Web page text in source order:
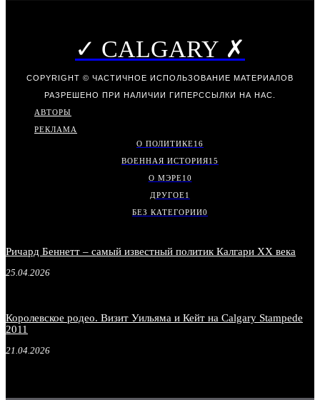
✓ CALGARY ✗
COPYRIGHT © ЧАСТИЧНОЕ ИСПОЛЬЗОВАНИЕ МАТЕРИАЛОВ
РАЗРЕШЕНО ПРИ НАЛИЧИИ ГИПЕРССЫЛКИ НА НАС.
АВТОРЫ
РЕКЛАМА
О ПОЛИТИКЕ16
ВОЕННАЯ ИСТОРИЯ15
О МЭРЕ10
ДРУГОЕ1
БЕЗ КАТЕГОРИИ0
Ричард Беннетт – самый известный политик Калгари XX века
25.04.2026
Королевское родео. Визит Уильяма и Кейт на Calgary Stampede
2011
21.04.2026